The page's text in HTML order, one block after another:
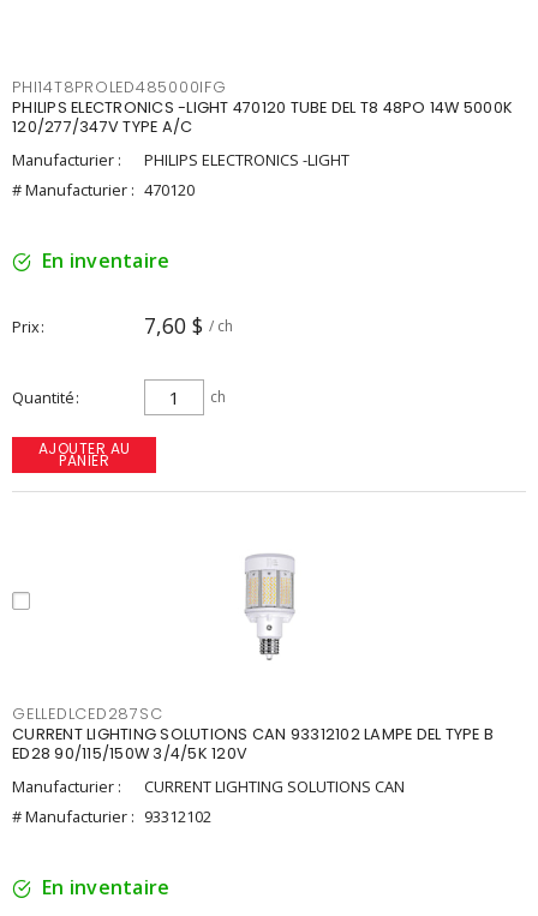
PHI14T8PROLED485000IFG
PHILIPS ELECTRONICS -LIGHT 470120 TUBE DEL T8 48PO 14W 5000K
120/277/347V TYPE A/C
Manufacturier :
PHILIPS ELECTRONICS -LIGHT
# Manufacturier : 470120
En inventaire
Prix 7,60 $ / ch
Quantité ch
AJOUTER AU
PANIER
GELLEDLCED287SC
CURRENT LIGHTING SOLUTIONS CAN 93312102 LAMPE DEL TYPE B
ED28 90/115/150W 3/4/5K 120V
Manufacturier :
CURRENT LIGHTING SOLUTIONS CAN
# Manufacturier : 93312102
En inventaire